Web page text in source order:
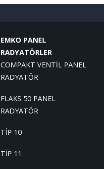
EMKO PANEL
RADYATÖRLER
COMPAKT VENTİL PANEL
RADYATÖR
FLAKS 50 PANEL
RADYATÖR
TİP 10
TİP 11